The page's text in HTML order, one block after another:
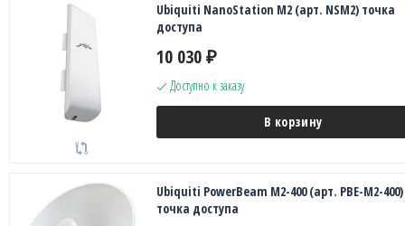
Ubiquiti NanoStation M2 (арт. NSM2) точка
доступа
10 030 ₽
Доступно к заказу
В корзину
Ubiquiti PowerBeam M2-400 (арт. PBE-M2-400)
точка доступа